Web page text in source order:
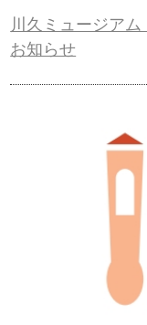
川久ミュージア
お知らせ